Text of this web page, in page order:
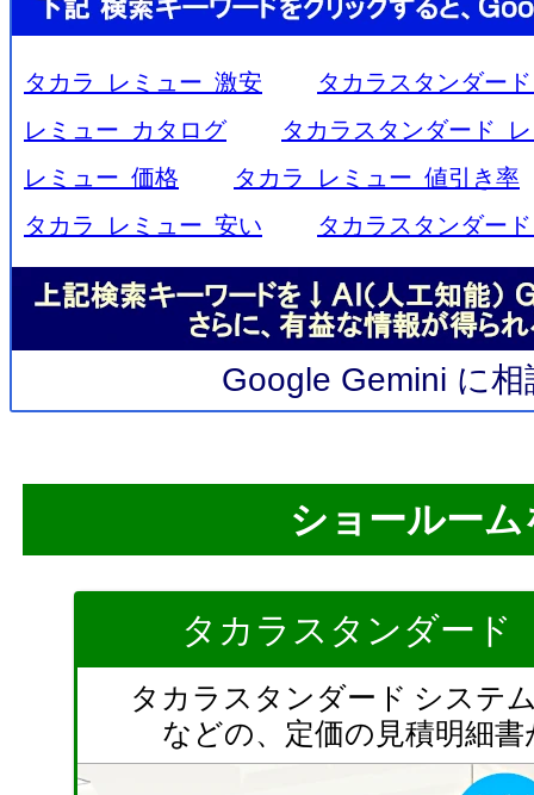
タカラ レミュー 激安
タカラスタンダー
レミュー カタログ
タカラスタンダード
レミュー 価格
タカラ レミュー 値引き率
タカラ レミュー 安い
タカラスタンダー
Google Gemini に
ショールー
タカラスタンダード
タカラスタンダード システ
などの、定価の見積明細